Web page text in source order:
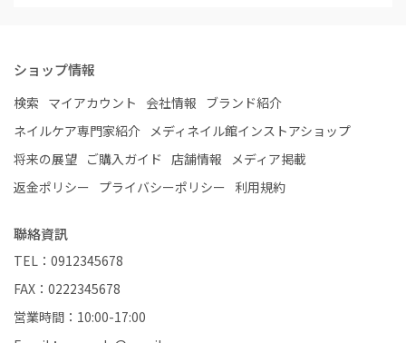
ショップ情報
検索 マイアカウント 会社情報 ブランド紹介
ネイルケア専門家紹介 メディネイル館インストアショップ
将来の展望 ご購入ガイド 店舗情報
メディア掲載
返金ポリシー プライバシーポリシー 利用規約
聯絡資訊
TEL：0912345678
FAX：0222345678
営業時間：10:00-17:00